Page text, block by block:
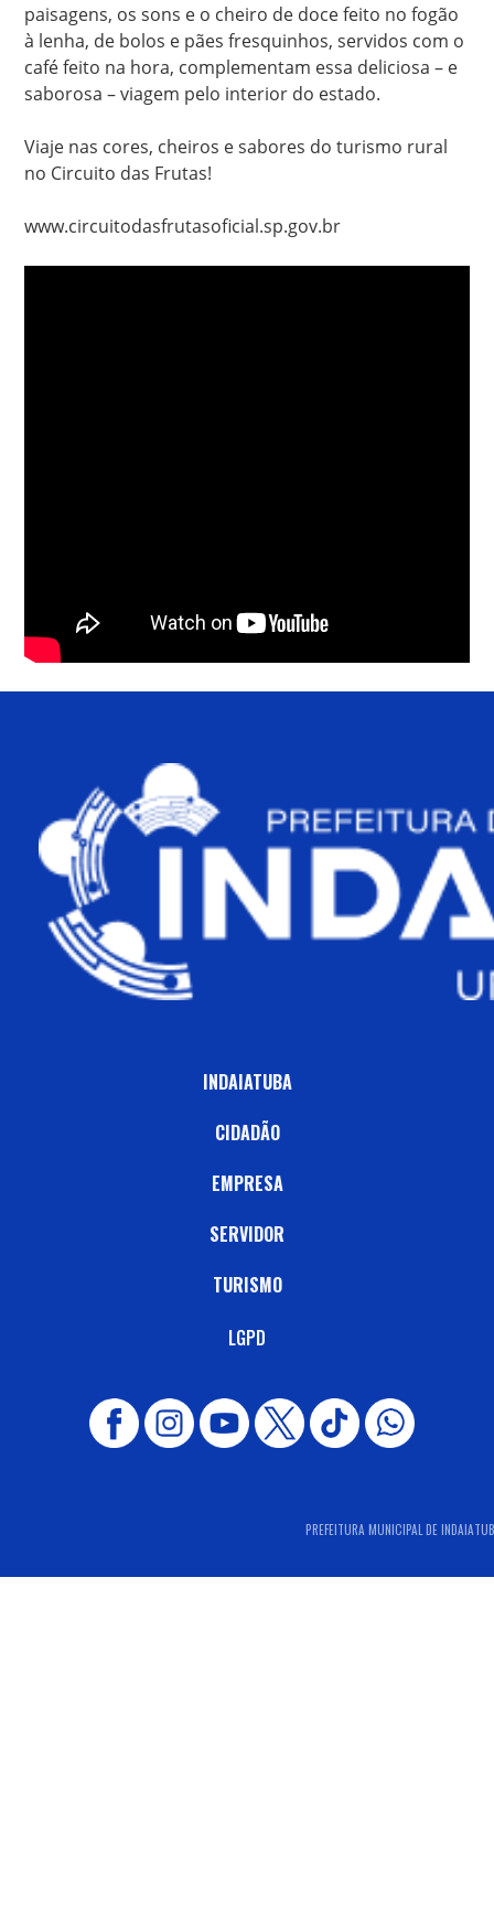
paisagens, os sons e o cheiro de doce feito no fogão
à lenha, de bolos e pães fresquinhos, servidos com o
café feito na hora, complementam essa deliciosa – e
saborosa – viagem pelo interior do estado.
Viaje nas cores, cheiros e sabores do turismo rural
no Circuito das Frutas!
www.circuitodasfrutasoficial.sp.gov.br
INDAIATUBA
CIDADÃO
EMPRESA
SERVIDOR
TURISMO
LGPD
PREFEITURA MUNICIPAL DE